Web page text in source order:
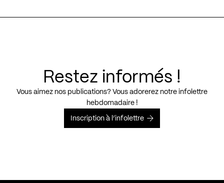
Restez informés !
Vous aimez nos publications? Vous adorerez notre infolettre
hebdomadaire !
Inscription à l’infolettre